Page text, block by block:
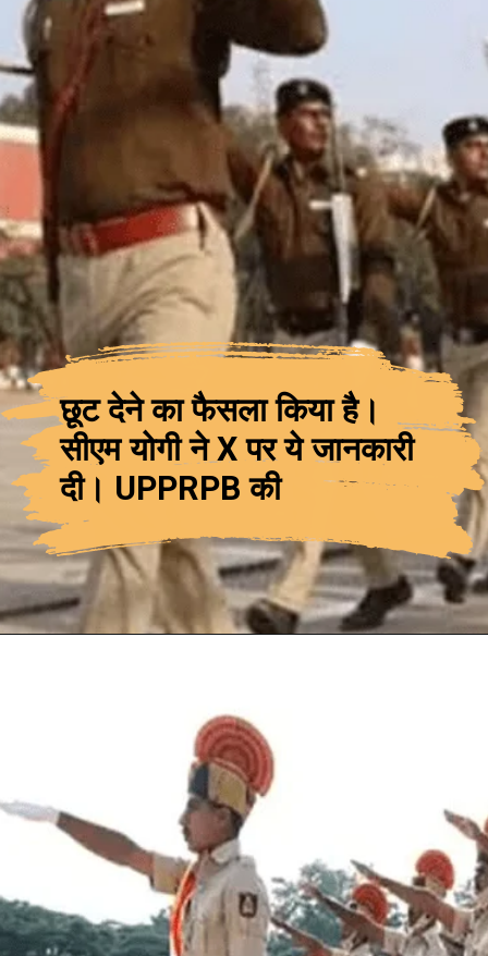
छूट देने का फैसला किया है।
सीएम योगी ने X पर ये जानकारी
दी। UPPRPB की